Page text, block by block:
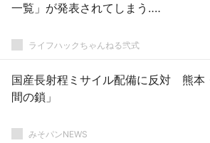
一覧」が発表されてしまう‥‥
ライフハックちゃんねる弐式
国産長射程ミサイル配備に反対 熊本
間の鎖」
みそパンNEWS